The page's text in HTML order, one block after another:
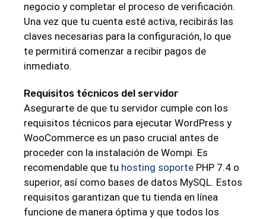
negocio y completar el proceso de verificación.
Una vez que tu cuenta esté activa, recibirás las
claves necesarias para la configuración, lo que
te permitirá comenzar a recibir pagos de
inmediato.
Requisitos técnicos del servidor
Asegurarte de que tu servidor cumple con los
requisitos técnicos para ejecutar WordPress y
WooCommerce es un paso crucial antes de
proceder con la instalación de Wompi. Es
recomendable que tu hosting soporte PHP 7.4 o
superior, así como bases de datos MySQL. Estos
requisitos garantizan que tu tienda en línea
funcione de manera óptima y que todos los